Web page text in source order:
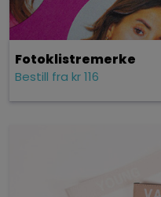
Fotoklistremerke
Bestill fra kr 116